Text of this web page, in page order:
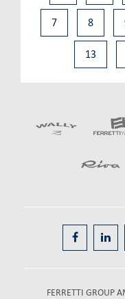
7 8
13
FERRETTI GROUP